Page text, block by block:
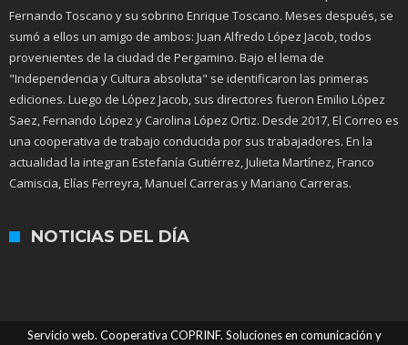
Fernando Toscano y su sobrino Enrique Toscano. Meses después, se
sumó a ellos un amigo de ambos: Juan Alfredo López Jacob, todos
provenientes de la ciudad de Pergamino. Bajo el lema de
"Independencia y Cultura absoluta" se identificaron las primeras
ediciones. Luego de López Jacob, sus directores fueron Emilio López
Saez, Fernando López y Carolina López Ortiz. Desde 2017, El Correo es
una cooperativa de trabajo conducida por sus trabajadores. En la
actualidad la integran Estefanía Gutiérrez, Julieta Martínez, Franco
Camiscia, Elías Ferreyra, Manuel Carreras y Mariano Carreras.
NOTICIAS DEL DÍA
Servicio web. Cooperativa COPRINF. Soluciones en comunicación y